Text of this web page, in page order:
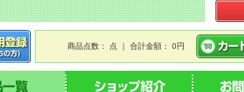
商品点数： 点 ｜ 合計金額： 0円